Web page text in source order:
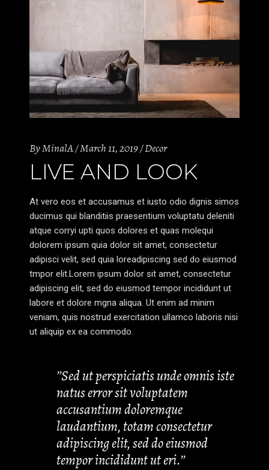
ByMinalA March 11, 2019 Decor
LIVE AND LOOK
At vero eos et accusamus et iusto odio dignis simos
ducimus qui blanditiis praesentium voluptatu deleniti
atque corryi upti quos dolores et quas molequi
dolorem ipsum quia dolor sit amet, consectetur
adipisci velit, sed quia loreadipiscing sed do eiusmod
tmpor elit.Lorem ipsum dolor sit amet, consectetur
adipiscing elit, sed do eiusmod tempor incididunt ut
labore et dolore mgna aliqua. Ut enim ad minim
veniam, quis nostrud exercitation ullamco laboris nisi
ut aliquip ex ea commodo.
’’Sed ut perspiciatis unde omnis iste
natus error sit voluptatem
accusantium doloremque
laudantium, totam consectetur
adipiscing elit, sed do eiusmod
tempor incididunt ut eri.’’